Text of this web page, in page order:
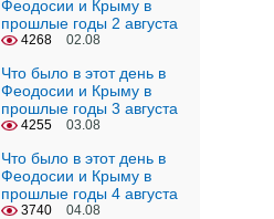
Феодосии и Крыму в
прошлые годы 2 августа
4268 02.08
Что было в этот день в
Феодосии и Крыму в
прошлые годы 3 августа
4255 03.08
Что было в этот день в
Феодосии и Крыму в
прошлые годы 4 августа
3740 04.08